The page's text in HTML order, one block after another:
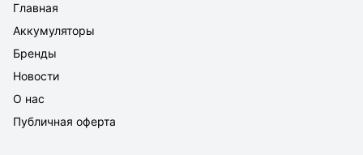
Главная
Аккумуляторы
Бренды
Новости
О нас
Публичная оферта